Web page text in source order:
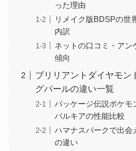
った理由
リメイク版BDSPの世
内訳
ネットの口コミ・アン
傾向
ブリリアントダイヤモン
グパールの違い一覧
パッケージ伝説ポケモ
パルキアの性能比較
ハマナスパークで出会
の違い